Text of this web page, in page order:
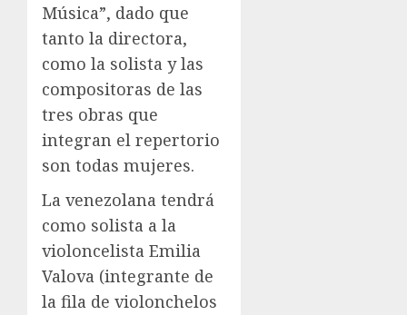
Música”, dado que
tanto la directora,
como la solista y las
compositoras de las
tres obras que
integran el repertorio
son todas mujeres.
La venezolana tendrá
como solista a la
violoncelista Emilia
Valova (integrante de
la fila de violonchelos